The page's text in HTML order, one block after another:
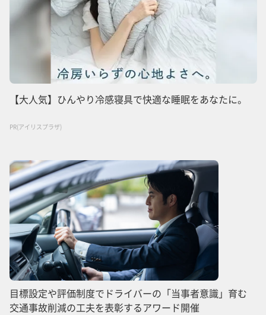
【大人気】ひんやり冷感寝具で快適な睡眠をあなたに。
PR(アイリスプラザ)
目標設定や評価制度でドライバーの「当事者意識」育む
交通事故削減の工夫を表彰するアワード開催